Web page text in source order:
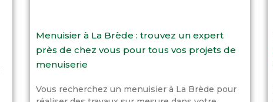
Menuisier à La Brède : trouvez un expert
près de chez vous pour tous vos projets de
menuiserie
Vous recherchez un menuisier à La Brède pour